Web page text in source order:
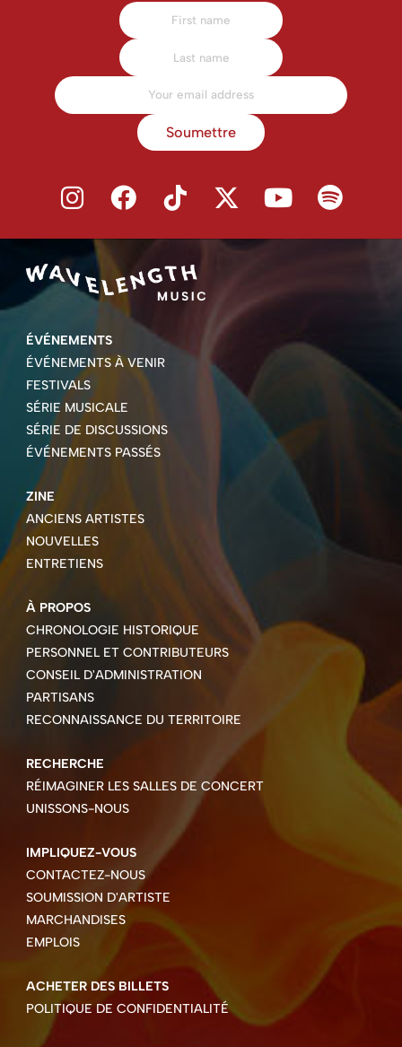
Soumettre
ÉVÉNEMENTS
ÉVÉNEMENTS À VENIR
FESTIVALS
SÉRIE MUSICALE
SÉRIE DE DISCUSSIONS
ÉVÉNEMENTS PASSÉS
ZINE
ANCIENS ARTISTES
NOUVELLES
ENTRETIENS
À PROPOS
CHRONOLOGIE HISTORIQUE
PERSONNEL ET CONTRIBUTEURS
CONSEIL D'ADMINISTRATION
PARTISANS
RECONNAISSANCE DU TERRITOIRE
RECHERCHE
RÉIMAGINER LES SALLES DE CONCERT
UNISSONS-NOUS
IMPLIQUEZ-VOUS
CONTACTEZ-NOUS
SOUMISSION D'ARTISTE
MARCHANDISES
EMPLOIS
ACHETER DES BILLETS
POLITIQUE DE CONFIDENTIALITÉ